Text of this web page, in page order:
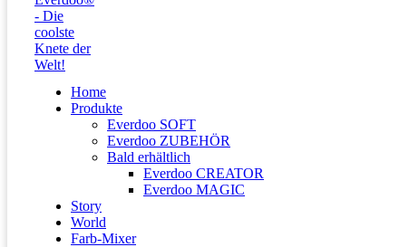
Home
Produkte
Everdoo SOFT
Everdoo ZUBEHÖR
Bald erhältlich
Everdoo CREATOR
Everdoo MAGIC
Story
World
Farb-Mixer